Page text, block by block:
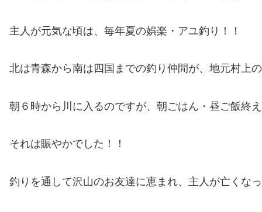
主人が元気な頃は、毎年夏の娯楽・アユ釣り！！
北は青森から南は四国までの釣り仲間が、地元村上
朝６時から川に入るのですが、朝ごはん・昼ご飯終
それは賑やかでした！！
釣りを通して沢山のお友達に恵まれ、主人が亡くな